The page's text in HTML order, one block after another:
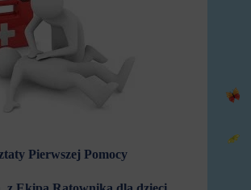
Pierwszej Pomocy